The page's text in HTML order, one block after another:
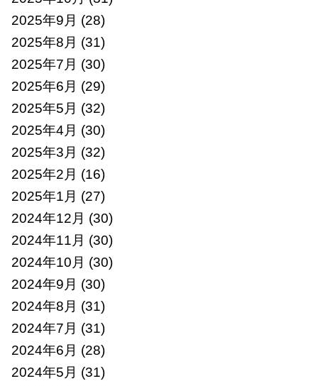
2025年9月 (28)
2025年8月 (31)
2025年7月 (30)
2025年6月 (29)
2025年5月 (32)
2025年4月 (30)
2025年3月 (32)
2025年2月 (16)
2025年1月 (27)
2024年12月 (30)
2024年11月 (30)
2024年10月 (30)
2024年9月 (30)
2024年8月 (31)
2024年7月 (31)
2024年6月 (28)
2024年5月 (31)